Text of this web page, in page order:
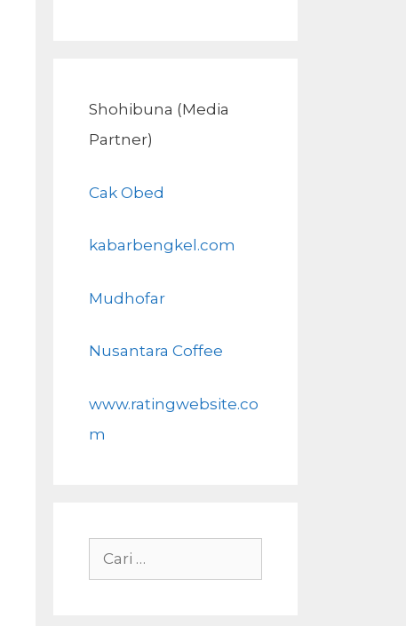
Shohibuna (Media
Partner)
Cak Obed
kabarbengkel.com
Mudhofar
Nusantara Coffee
www.ratingwebsite.co
m
Cari
untuk: